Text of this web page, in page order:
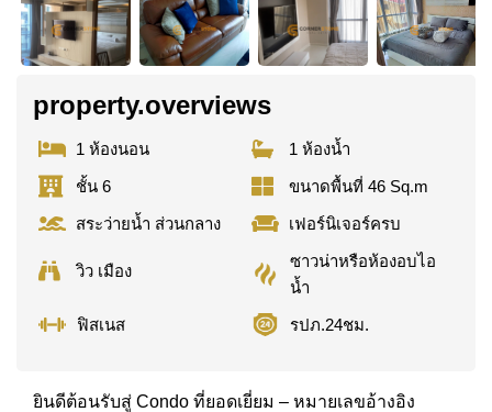
property.overviews
1 ห้องนอน
1 ห้องน้ำ
ชั้น 6
ขนาดพื้นที่ 46 Sq.m
สระว่ายน้ำ ส่วนกลาง
เฟอร์นิเจอร์ครบ
วิว เมือง
ซาวน่าหรือห้องอบไอ
น้ำ
ฟิสเนส
รปภ.24ชม.
ยินดีต้อนรับสู่ Condo ที่ยอดเยี่ยม – หมายเลขอ้างอิง